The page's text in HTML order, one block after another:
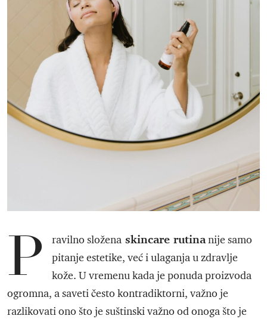
P ravilno složena skincare rutinanije samo
pitanje estetike, već i ulaganja u zdravlje
kože. U vremenu kada je ponuda proizvoda
ogromna, a saveti često kontradiktorni, važno je
razlikovati ono što je suštinski važno od onoga što je